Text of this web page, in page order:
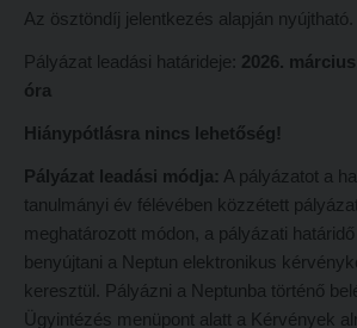
Képzéseink
Képzési helyszínek
Budapesti képzési hely
Marosvásárhelyi képzési hely
Kecskeméti képzési hely
Mintatantervek
Gyakorlati képzés
Nemzetközi mobilitás
Történeti áttekintés
Hasznos linkek
Református Pedagógiai Intézet
OKTATÁS
Képzéseink
Képzési helyszínek
Nagykőrösi képzési hely
Az ösztöndíj jelentkezés alapján nyújtható.
Pályázat leadási határideje: 2026.
óra
Hiánypótlásra nincs lehetőség!
Pályázat leadási módja: A pályázatot a
tanulmányi év félévében közzétett
meghatározott módon, a pályázati
benyújtani a Neptun elektronikus
keresztül. Pályázni a Neptunba történő
Ügyintézés menüpont alatt a Kérvények